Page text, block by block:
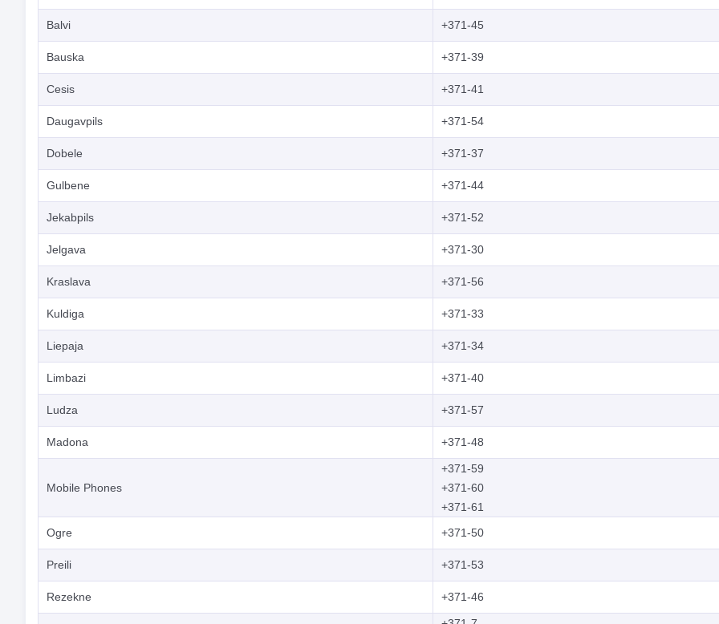
Balvi +371-45
Bauska +371-39
Cesis +371-41
Daugavpils +371-54
Dobele +371-37
Gulbene +371-44
Jekabpils +371-52
Jelgava +371-30
Kraslava +371-56
Kuldiga +371-33
Liepaja +371-34
Limbazi +371-40
Ludza +371-57
Madona +371-48
Mobile Phones
+371-59
+371-60
+371-61
Ogre
+371-50
Preili +371-53
Rezekne +371-46